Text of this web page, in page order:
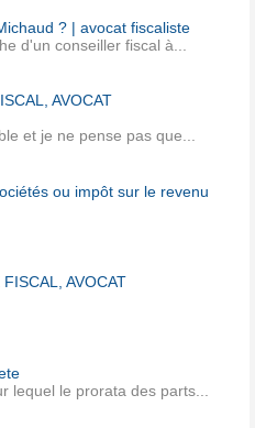
? | avocat fiscaliste
d'un conseiller fiscal à...
AVOCAT
et je ne pense pas que...
ou impôt sur le revenu
AVOCAT
lequel le prorata des parts...